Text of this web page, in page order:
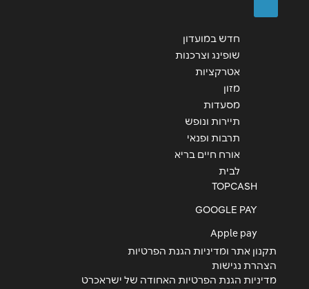
חדש במועדון
שופינג וצרכנות
אטרקציות
מזון
מסעדות
תיירות ונופש
תרבות ופנאי
אורח חיים בריא
לבית
TOPCASH
GOOGLE PAY
Apple pay
תקנון אתר ומדיניות הגנת הפרטיות
הצהרת נגישות
מדיניות הגנת הפרטיות האחודה של ישראכרט